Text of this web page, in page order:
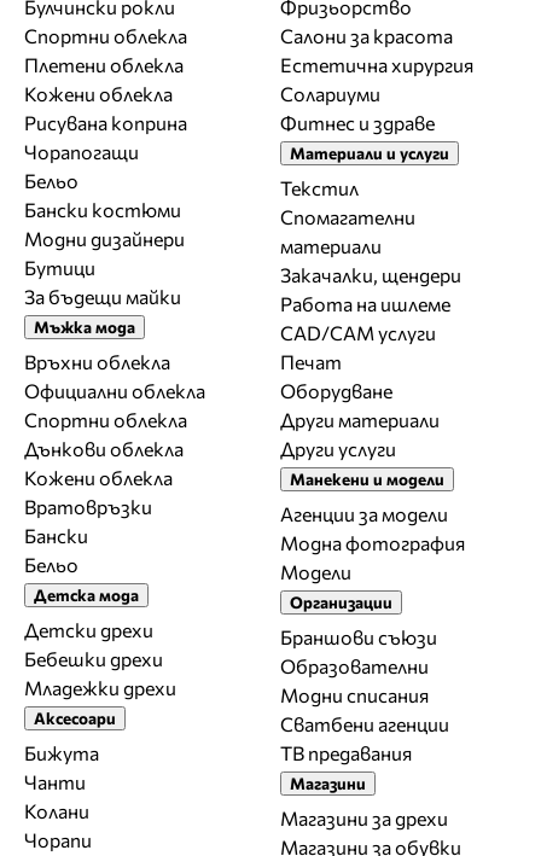
Булчински рокли
Спортни облекла
Плетени облекла
Кожени облекла
Рисувана коприна
Чорапогащи
Бельо
Бански костюми
Модни дизайнери
Бутици
За бъдещи майки
Мъжка мода
Връхни облекла
Официални облекла
Спортни облекла
Дънкови облекла
Кожени облекла
Вратовръзки
Бански
Бельо
Детска мода
Детски дрехи
Бебешки дрехи
Младежки дрехи
Аксесоари
Бижута
Чанти
Колани
Чорапи
Фризьорство
Салони за красота
Естетична хирургия
Солариуми
Фитнес и здраве
Материали и услуги
Текстил
Спомагателни
материали
Закачалки, щендери
Работа на ишлеме
CAD/CAM услуги
Печат
Оборудване
Други материали
Други услуги
Манекени и модели
Агенции за модели
Модна фотография
Модели
Организации
Браншови съюзи
Образователни
Модни списания
Сватбени агенции
ТВ предавания
Магазини
Магазини за дрехи
Магазини за обувки